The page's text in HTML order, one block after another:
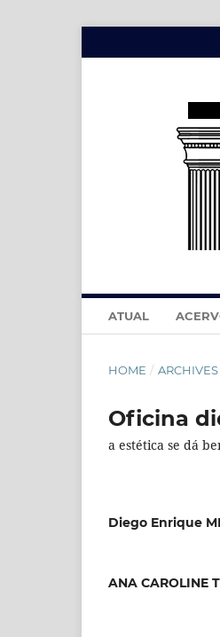
ATUAL
HOME / ARCHIVES
Oficina
a estética se dá
Diego Enrique
ANA CAROLINE